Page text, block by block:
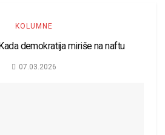
KOLUMNE
demokratija miriše na naftu
07.03.2026